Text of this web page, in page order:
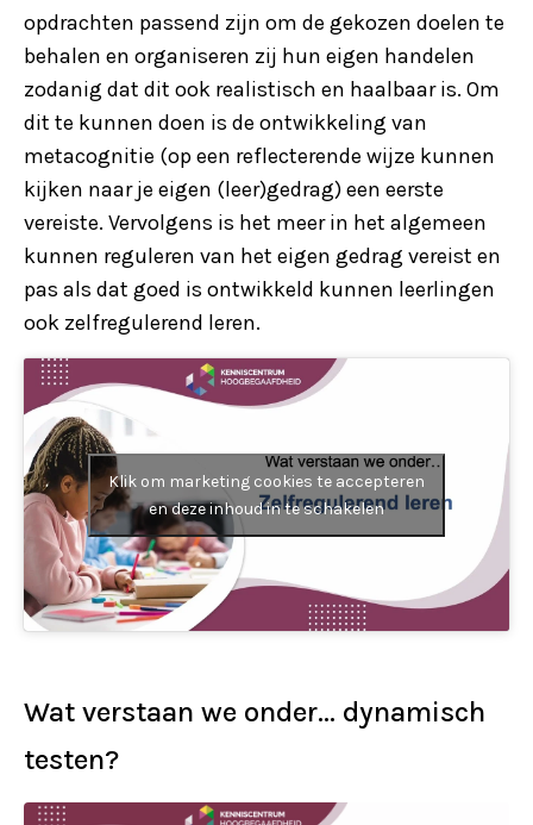
opdrachten passend zijn om de gekozen doelen te
behalen en organiseren zij hun eigen handelen
zodanig dat dit ook realistisch en haalbaar is. Om
dit te kunnen doen is de ontwikkeling van
metacognitie (op een reflecterende wijze kunnen
kijken naar je eigen (leer)gedrag) een eerste
vereiste. Vervolgens is het meer in het algemeen
kunnen reguleren van het eigen gedrag vereist en
pas als dat goed is ontwikkeld kunnen leerlingen
ook zelfregulerend leren.
Klik om marketing cookies te accepteren
en deze inhoud in te schakelen
Wat verstaan we onder… dynamisch
testen?